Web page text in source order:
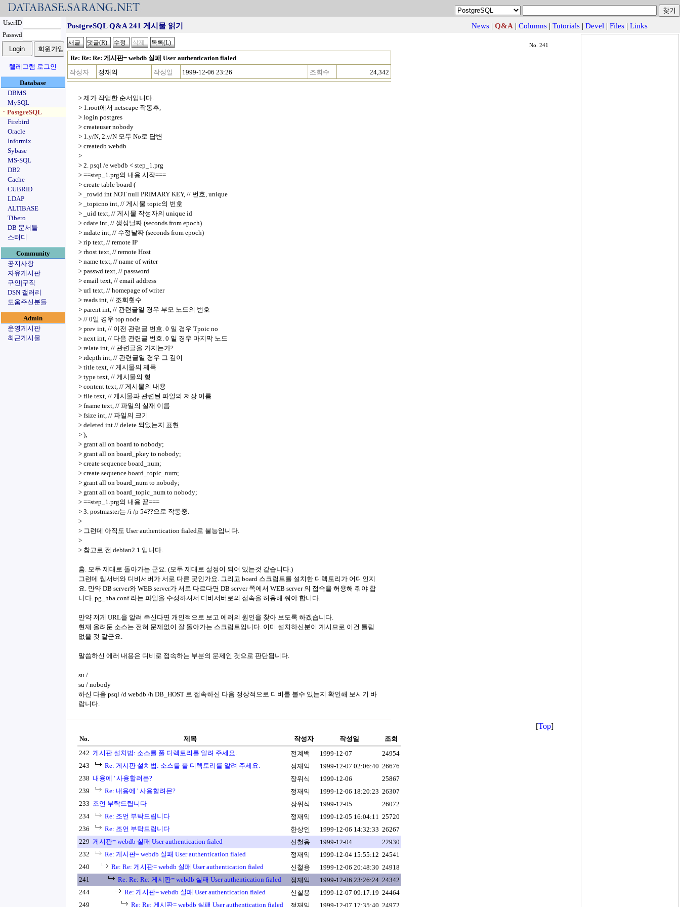
UserID
Passwd
텔레그램 로그인
Database
DBMS
MySQL
ㆍPostgreSQL
Firebird
Oracle
Informix
Sybase
MS-SQL
DB2
Cache
CUBRID
LDAP
ALTIBASE
Tibero
DB 문서들
스터디
Community
공지사항
자유게시판
구인|구직
DSN 갤러리
도움주신분들
Admin
운영게시판
최근게시물
PostgreSQL Q&A 241 게시물 읽기 News | Q&A | Columns | Tutorials | Devel | Files | Links
No. 241
Re: Re: Re: 게시판= webdb 실패 User authentication fialed
작성자
정재익 작성일 1999-12-06 23:26 조회수 24,342
> 제가 작업한 순서입니다.
> 1.root에서 netscape 작동후,
> login postgres
> createuser nobody
> 1.y/N, 2.y/N 모두 No로 답변
> createdb webdb
>
> 2. psql /e webdb < step_1.prg
> ==step_1.prg의 내용 시작===
> create table board (
> _rowid int NOT null PRIMARY KEY, // 번호, unique
> _topicno int, // 게시물 topic의 번호
> _uid text, // 게시물 작성자의 unique id
> cdate int, // 생성날짜 (seconds from epoch)
> mdate int, // 수정날짜 (seconds from epoch)
> rip text, // remote IP
> rhost text, // remote Host
> name text, // name of writer
> passwd text, // password
> email text, // email address
> url text, // homepage of writer
> reads int, // 조회횟수
> parent int, // 관련글일 경우 부모 노드의 번호
> // 0일 경우 top node
> prev int, // 이전 관련글 번호. 0 일 경우 Tpoic no
> next int, // 다음 관련글 번호. 0 일 경우 마지막 노드
> relate int, // 관련글을 가지는가?
> rdepth int, // 관련글일 경우 그 깊이
> title text, // 게시물의 제목
> type text, // 게시물의 형
> content text, // 게시물의 내용
> file text, // 게시물과 관련된 파일의 저장 이름
> fname text, // 파일의 실재 이름
> fsize int, // 파일의 크기
> deleted int // delete 되었는지 표현
> );
> grant all on board to nobody;
> grant all on board_pkey to nobody;
> create sequence board_num;
> create sequence board_topic_num;
> grant all on board_num to nobody;
> grant all on board_topic_num to nobody;
> ==step_1.prg의 내용 끝===
> 3. postmaster는 /i /p 54??으로 작동중.
>
> 그런데 아직도 User authentication fialed로 불능입니다.
>
> 참고로 전 debian2.1 입니다.
흠. 모두 제대로 돌아가는 군요. (모두 제대로 설정이 되어 있는것 같습니다.)
그런데 웹서버와 디비서버가 서로 다른 곳인가요. 그리고 board 스크립트를 설치한 디렉토리가 어디인지
요. 만약 DB server와 WEB server가 서로 다르다면 DB server 쪽에서 WEB server 의 접속을 허용해 줘야 합
니다. pg_hba.conf 라는 파일을 수정하셔서 디비서버로의 접속을 허용해 줘야 합니다.
만약 저게 URL을 알려 주신다면 개인적으로 보고 에러의 원인을 찾아 보도록 하겠습니다.
현재 올려둔 소스는 전혀 문제없이 잘 돌아가는 스크립트입니다. 이미 설치하신분이 계시므로 이건 틀림
없을 것 같군요.
말씀하신 에러 내용은 디비로 접속하는 부분의 문제인 것으로 판단됩니다.
su /
su / nobody
하신 다음 psql /d webdb /h DB_HOST 로 접속하신 다음 정상적으로 디비를 볼수 있는지 확인해 보시기 바
랍니다.
[Top]
No. 제목 작성자 작성일
조회
242 게시판 설치법: 소스를 풀 디렉토리를 알려 주세요. 전계백 1999-12-07
24954
243
Re: 게시판 설치법: 소스를 풀 디렉토리를 알려 주세요. 정재익 1999-12-07 02:06:40 26676
238 내용에 ' 사용할려믄? 장위식 1999-12-06
25867
239
Re: 내용에 ' 사용할려믄? 정재익 1999-12-06 18:20:23 26307
233 조언 부탁드립니다 장위식 1999-12-05
26072
234
Re: 조언 부탁드립니다 정재익 1999-12-05 16:04:11 25720
236
Re: 조언 부탁드립니다 한상인 1999-12-06 14:32:33 26267
229 게시판= webdb 실패 User authentication fialed 신철용 1999-12-04
22930
232
Re: 게시판= webdb 실패 User authentication fialed 정재익 1999-12-04 15:55:12 24541
240
Re: Re: 게시판= webdb 실패 User authentication fialed 신철용 1999-12-06 20:48:30 24918
241
Re: Re: Re: 게시판= webdb 실패 User authentication fialed 정재익 1999-12-06 23:26:24 24342
244
Re: 게시판= webdb 실패 User authentication fialed 신철용 1999-12-07 09:17:19 24464
249
Re: Re: 게시판= webdb 실패 User authentication fialed 정재익 1999-12-07 17:35:40 24972